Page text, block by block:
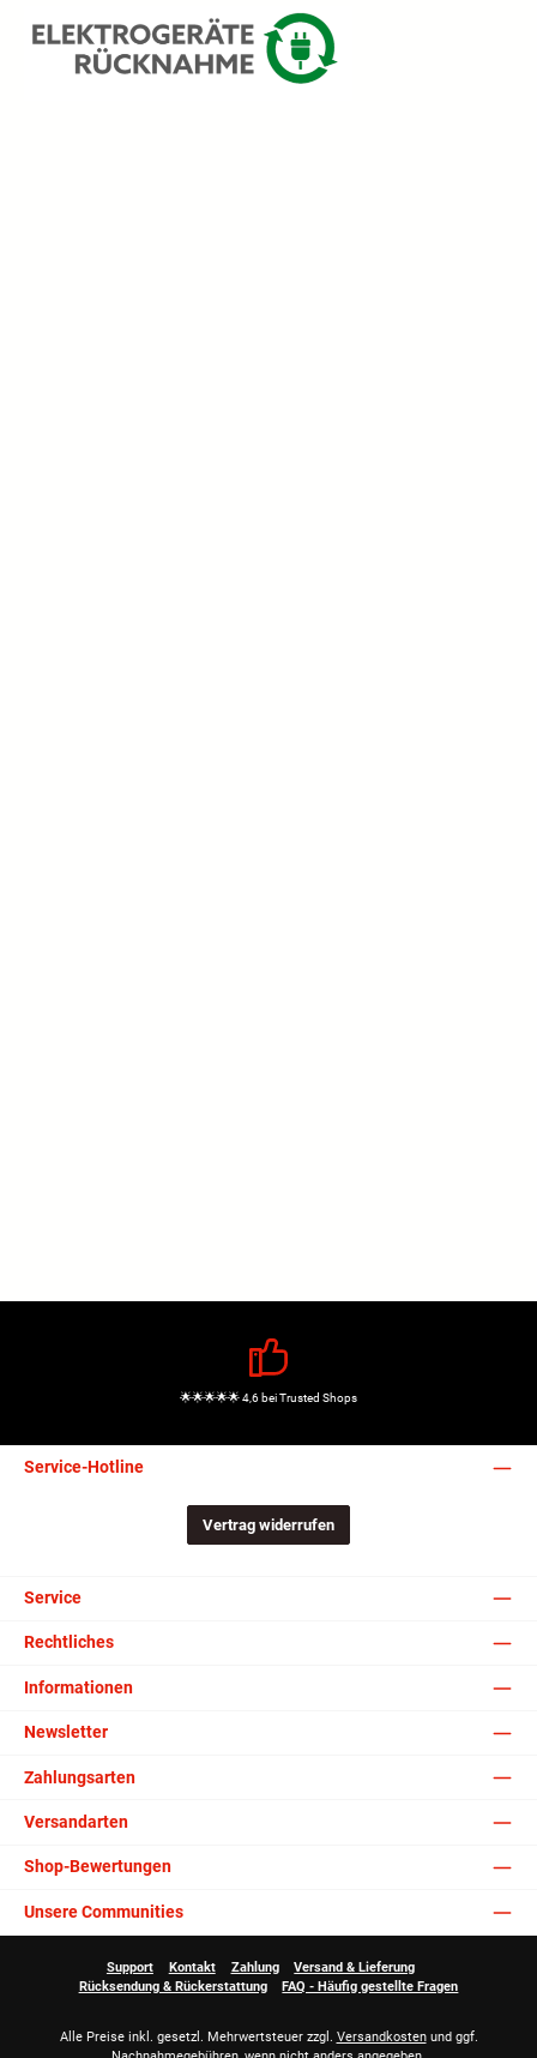
🌟🌟🌟🌟🌟 4,6 bei Trusted Shops
Service-Hotline
Vertrag widerrufen
Service
Rechtliches
Informationen
Newsletter
Zahlungsarten
Versandarten
Shop-Bewertungen
Unsere Communities
Support Kontakt Zahlung
Versand & Lieferung
Rücksendung & Rückerstattung
FAQ - Häufig gestellte Fragen
Alle Preise inkl. gesetzl. Mehrwertsteuer zzgl. Versandkostenund ggf.